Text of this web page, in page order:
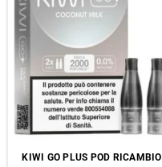
KIWI GO PLUS POD RICAMBIO